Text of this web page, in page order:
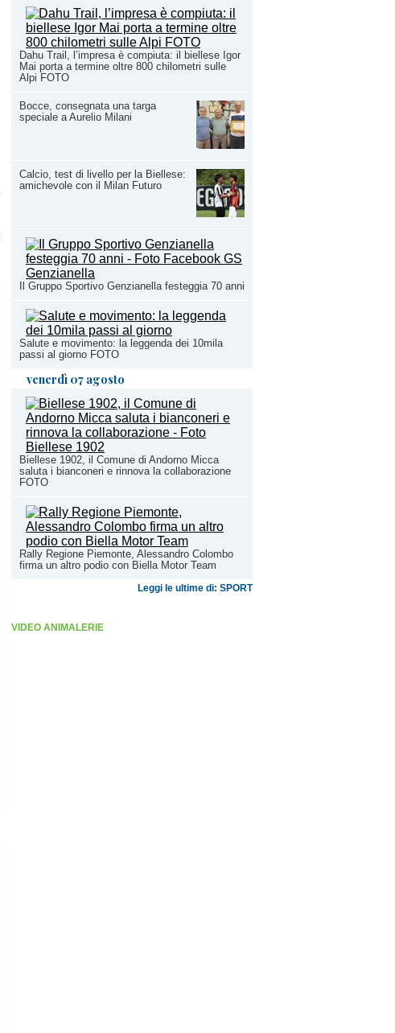
Dahu Trail, l’impresa è compiuta: il biellese Igor
Mai porta a termine oltre 800 chilometri sulle
Alpi FOTO
Bocce, consegnata una targa
speciale a Aurelio Milani
Calcio, test di livello per la Biellese:
amichevole con il Milan Futuro
Il Gruppo Sportivo Genzianella festeggia 70 anni
Salute e movimento: la leggenda dei 10mila
passi al giorno FOTO
venerdì 07 agosto
Biellese 1902, il Comune di Andorno Micca
saluta i bianconeri e rinnova la collaborazione
FOTO
Rally Regione Piemonte, Alessandro Colombo
firma un altro podio con Biella Motor Team
Leggi le ultime di: SPORT
VIDEO ANIMALERIE